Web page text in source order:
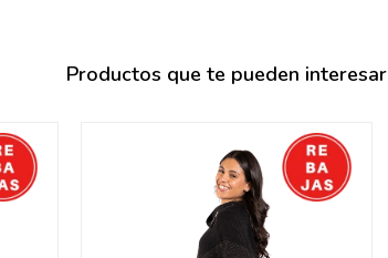
Productos que te pueden interesar
095900383
095900383
095900354